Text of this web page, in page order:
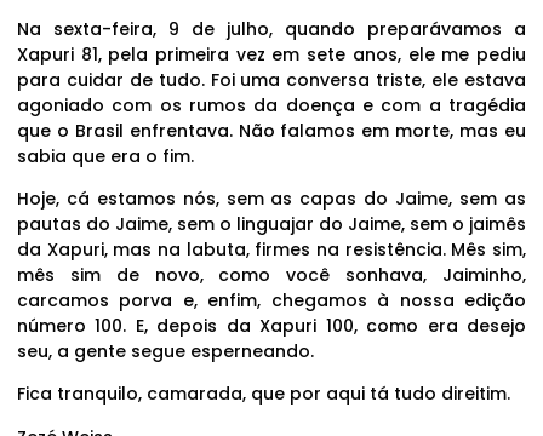
Na sexta-feira, 9 de julho, quando preparávamos a
Xapuri 81, pela primeira vez em sete anos, ele me pediu
para cuidar de tudo. Foi uma conversa triste, ele estava
agoniado com os rumos da doença e com a tragédia
que o Brasil enfrentava. Não falamos em morte, mas eu
sabia que era o fim.
Hoje, cá estamos nós, sem as capas do Jaime, sem as
pautas do Jaime, sem o linguajar do Jaime, sem o jaimês
da Xapuri, mas na labuta, firmes na resistência. Mês sim,
mês sim de novo, como você sonhava, Jaiminho,
carcamos porva e, enfim, chegamos à nossa edição
número 100. E, depois da Xapuri 100, como era desejo
seu, a gente segue esperneando.
Fica tranquilo, camarada, que por aqui tá tudo direitim.